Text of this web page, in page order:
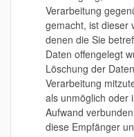
Verarbeitung
gemacht, ist dieser
denen die Sie
Daten offengelegt
Löschung der
Verarbeitung
als unmöglich oder
Aufwand
diese Empfänger